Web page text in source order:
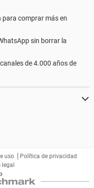
para comprar más en
sin borrar la
de 4.000 años de
uso
Política de privacidad